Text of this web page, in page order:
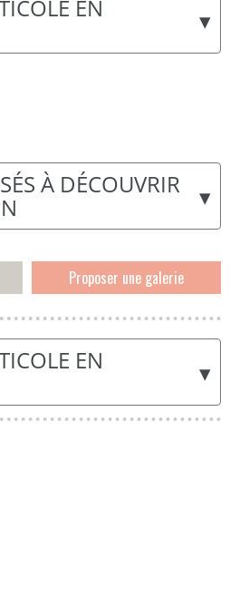
▾
EN
▾
À DÉCOUVRIR
Proposer une galerie
▾
EN